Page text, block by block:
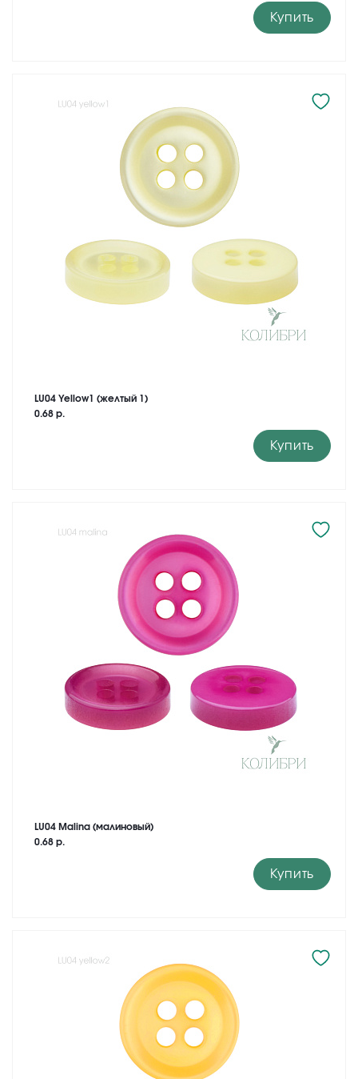
Купить
LU04 Yellow1 (желтый 1)
0.68 р.
Купить
LU04 Malina (малиновый)
0.68 р.
Купить